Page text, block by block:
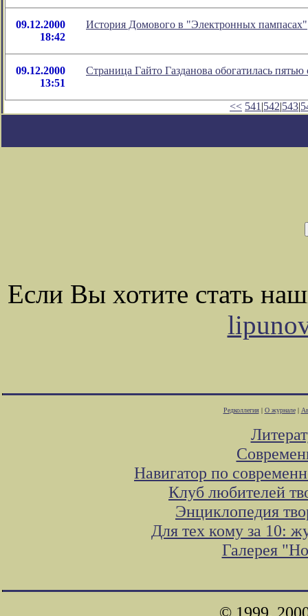
09.12.2000
18:42
История Домового в "Электронных пампасах"
09.12.2000
13:51
Страница Гайто Газданова обогатилась пятью
<< 541 |542|543|
Если Вы хотите стать
Редколлегия| О журнале|
Навигатор по
Клуб любителей
Энциклопедия
Для тех кому за 10:
Галерея
© 1999,